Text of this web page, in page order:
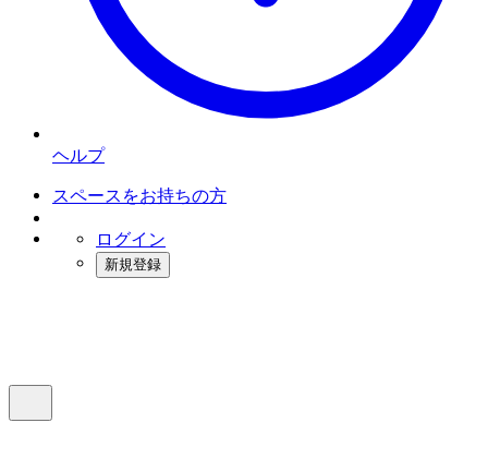
ヘルプ
スペースをお持ちの方
ログイン
新規登録